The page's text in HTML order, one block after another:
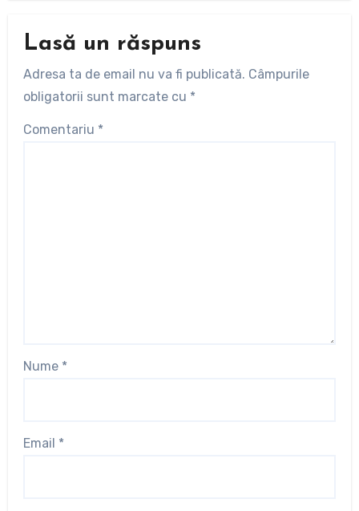
Lasă un răspuns
Adresa ta de email nu va fi publicată. Câmpurile
obligatorii sunt marcate cu *
Comentariu *
Nume *
Email *